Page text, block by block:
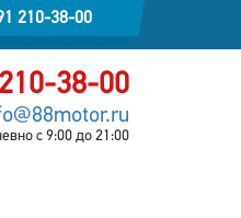
210-38-00
38-00
с 9:00 до 21:00